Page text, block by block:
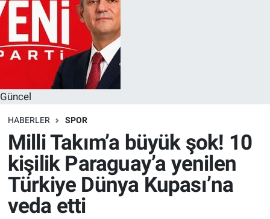
Güncel
HABERLER SPOR
Milli Takım’a büyük şok! 10
kişilik Paraguay’a yenilen
Türkiye Dünya Kupası’na
veda etti